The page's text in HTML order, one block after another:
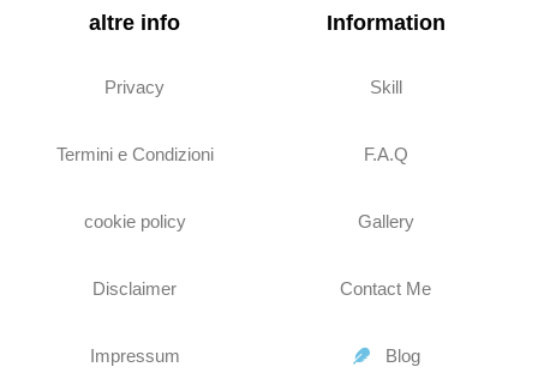
altre info
Privacy
Termini e Condizioni
cookie policy
Disclaimer
Impressum
Information
Skill
F.A.Q
Gallery
Contact Me
Blog